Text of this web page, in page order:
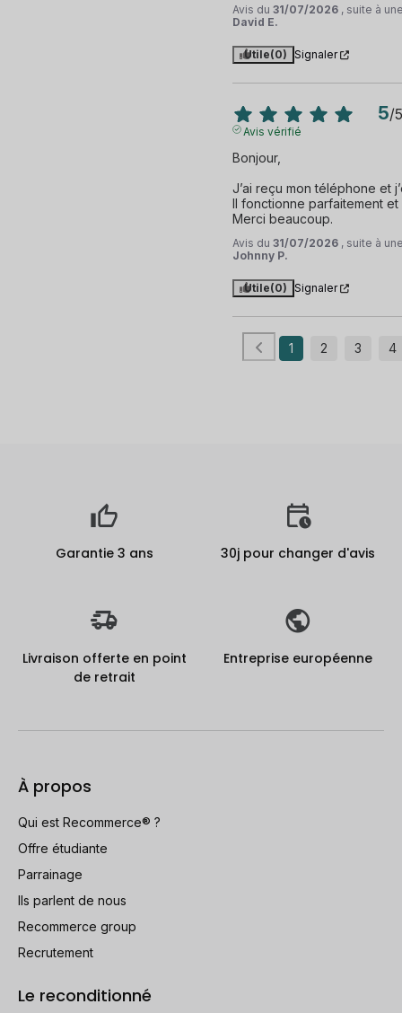
Avis du 31/07/2026 , suite à
David E.
Utile(0) Signaler
5/5
Avis vérifié
Bonjour,
J’ai reçu mon téléphone et
Il fonctionne parfaitement
Merci beaucoup.
Avis du 31/07/2026 , suite à
Johnny P.
Utile(0) Signaler
1 2 3 4
Garantie 3 ans 30j pour changer d'avis
Livraison offerte en point
de retrait
Entreprise européenne
À propos
Qui est Recommerce® ?
Offre étudiante
Parrainage
Ils parlent de nous
Recommerce group
Recrutement
Le reconditionné